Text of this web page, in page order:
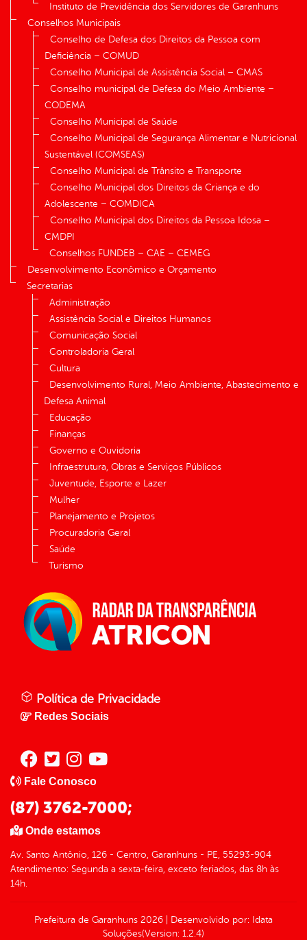
Instituto de Previdência dos Servidores de Garanhuns
Conselhos Municipais
Conselho de Defesa dos Direitos da Pessoa com
Deficiência – COMUD
Conselho Municipal de Assistência Social – CMAS
Conselho municipal de Defesa do Meio Ambiente –
CODEMA
Conselho Municipal de Saúde
Conselho Municipal de Segurança Alimentar e Nutricional
Sustentável (COMSEAS)
Conselho Municipal de Trânsito e Transporte
Conselho Municipal dos Direitos da Criança e do
Adolescente – COMDICA
Conselho Municipal dos Direitos da Pessoa Idosa –
CMDPI
Conselhos FUNDEB – CAE – CEMEG
Desenvolvimento Econômico e Orçamento
Secretarias
Administração
Assistência Social e Direitos Humanos
Comunicação Social
Controladoria Geral
Cultura
Desenvolvimento Rural, Meio Ambiente, Abastecimento e
Defesa Animal
Educação
Finanças
Governo e Ouvidoria
Infraestrutura, Obras e Serviços Públicos
Juventude, Esporte e Lazer
Mulher
Planejamento e Projetos
Procuradoria Geral
Saúde
Turismo
Política de Privacidade
Redes Sociais
Fale Conosco
(87) 3762-7000;
Onde estamos
Av. Santo Antônio, 126 - Centro, Garanhuns - PE, 55293-904
Atendimento: Segunda a sexta-feira, exceto feriados, das 8h às
14h.
Prefeitura de Garanhuns 2026 Desenvolvido por: Idata
Soluções(Version: 1.2.4)